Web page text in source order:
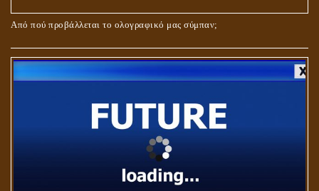
Από πού προβάλλεται το ολογραφικό μας σύμπαν;
ΑΓΑΠΗ: ΚΑΤΑΣΤΑΣΗ Ή ΣΥΝΑΙΣΘΗΜΑ?